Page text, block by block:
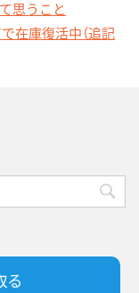
思うこと
在庫復活中（追記
る